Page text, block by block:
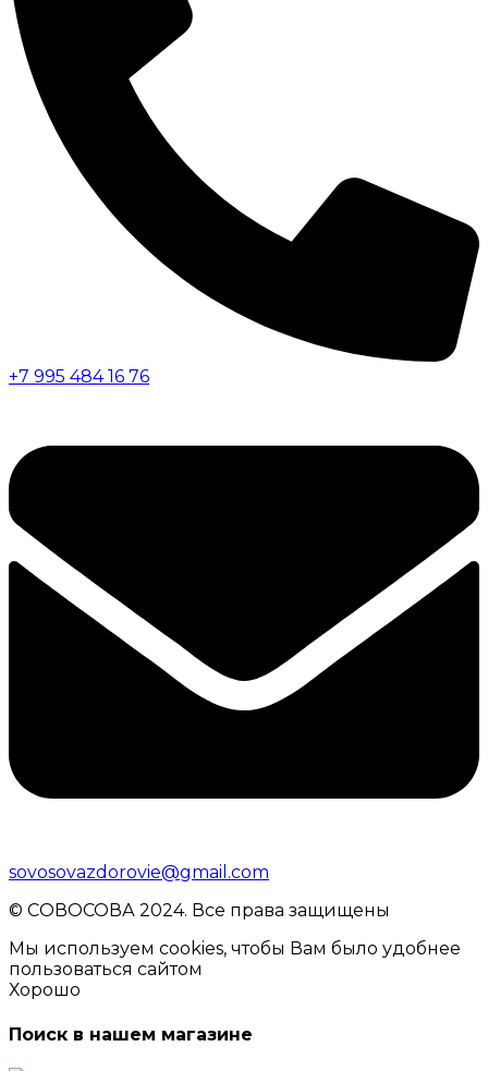
+7 995 484 16 76
sovosovazdorovie@gmail.com
© CОВОСОВА 2024. Все права защищены
Мы используем cookies, чтобы Вам было удобнее
пользоваться сайтом
Хорошо
Поиск в нашем магазине